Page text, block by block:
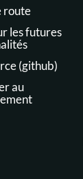
route
les futures
(github)
au